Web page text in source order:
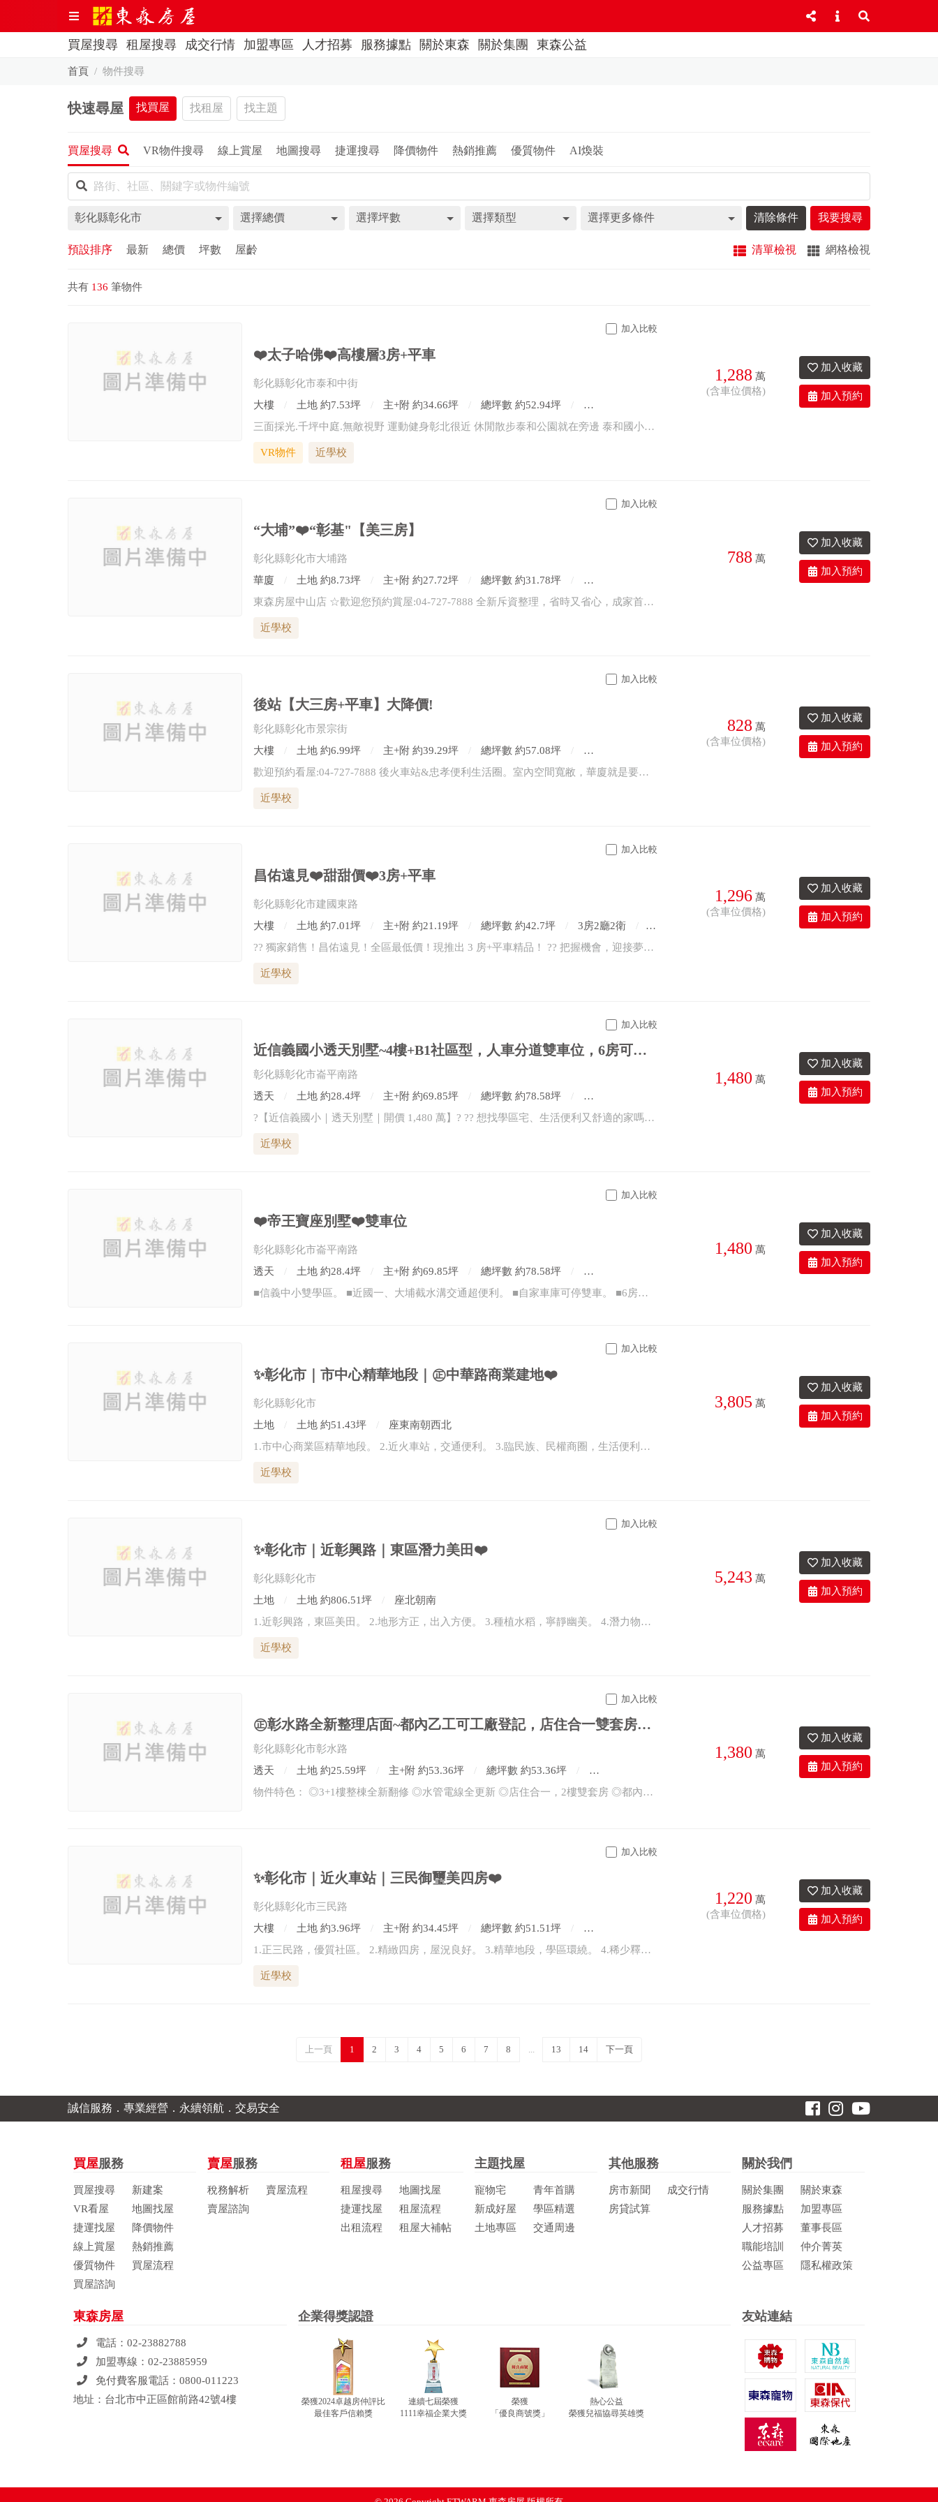
買屋搜尋 租屋搜尋 成交行情 加盟專區 人才招募 服務據點 關於東森 關於集團 東森公益
首頁 物件搜尋
快速尋屋 找買屋 找租屋 找主題
買屋搜尋 VR物件搜尋 線上賞屋 地圖搜尋 捷運搜尋 降價物件 熱銷推薦 優質物件 AI煥裝
彰化縣彰化市 選擇總價 選擇坪數 選擇類型 選擇更多條件 清除條件 我要搜尋
預設排序 最新 總價 坪數 屋齡 清單檢視 網格檢視
共有 136 筆物件
加入比較
❤️太子哈佛❤️高樓層3房+平車
1,288 萬
(含車位價格)
彰化縣彰化市泰和中街
大樓
土地 約7.53坪 主+附 約34.66坪 總坪數 約52.94坪 3房2廳2衛
座西朝東
三面採光.千坪中庭.無敵視野 運動健身彰北很近 休閒散步泰和公園就在旁邊 泰和國小彰泰國中走路3分鐘
VR物件 近學校
加入比較
“大埔”❤️“彰基"【美三房】
788 萬
彰化縣彰化市大埔路
華廈
土地 約8.73坪 主+附 約27.72坪 總坪數 約31.78坪 3房2廳2衛
東森房屋中山店 ☆歡迎您預約賞屋:04-727-7888 全新斥資整理，省時又省心，成家首選。大埔、彰基商圈+南郭、彰興明星學區+延平公園，生活便利性讚！出門繁華，回家享寧靜。 歡迎預約看屋:04-727-7888
近學校
加入比較
後站【大三房+平車】大降價!
828 萬
(含車位價格)
彰化縣彰化市景宗街
大樓
土地 約6.99坪 主+附 約39.29坪 總坪數 約57.08坪 3房2廳2衛
有車位
歡迎預約看屋:04-727-7888 後火車站&忠孝便利生活圈。室內空間寬敝，華廈就是要住大的才好住。24H安全管理，SRC耐震結構，讓您住得安心。
近學校
加入比較
昌佑遠見❤️甜甜價❤️3房+平車
1,296 萬
(含車位價格)
彰化縣彰化市建國東路
大樓
土地 約7.01坪 主+附 約21.19坪 總坪數 約42.7坪 3房2廳2衛 0.3年
?? 獨家銷售！昌佑遠見！全區最低價！現推出 3 房+平車精品！ ?? 把握機會，迎接夢想家園！?? #房地產 #彰化市 #昌佑遠見 #房屋買賣 #夢想家園 #房屋交易 #獨家銷售 #平車 #家居 #投資 #置產
近學校
加入比較
近信義國小透天別墅~4樓+B1社區型，人車分道雙車位，6房可三代同堂，近交流道！
1,480 萬
彰化縣彰化市崙平南路
透天
土地 約28.4坪 主+附 約69.85坪 總坪數 約78.58坪 6房2廳3衛
?【近信義國小｜透天別墅｜開價 1,480 萬】? ?? 想找學區宅、生活便利又舒適的家嗎？這間不能錯過！ ?? 近信義國小，優質學區 ?? 透天別墅，空間寬敞好規劃 ?? 自有車庫，停車免煩惱 ?? 鄰近市場、商圈、公園，生活機能完善 ?? 交通便利，南來北往輕鬆快捷 ?? 開價：1,480 萬 無論是自住、換屋，還是重視孩子就學環境的家庭，都是值得把握的優質物件！ ?? 歡迎預約賞屋，實地感受家的美好！ ?? 東森房屋 彰化金馬加盟店 ?? 私訊或來電了解更多物件資訊！
近學校
加入比較
❤️帝王寶座別墅❤️雙車位
1,480 萬
彰化縣彰化市崙平南路
透天
土地 約28.4坪 主+附 約69.85坪 總坪數 約78.58坪 6房2廳3衛
■信義中小雙學區。 ■近國一、大埔截水溝交通超便利。 ■自家車庫可停雙車。 ■6房的三代宅，屋況佳。
加入比較
✨彰化市｜市中心精華地段｜㊣中華路商業建地❤️
3,805 萬
彰化縣彰化市
土地
土地 約51.43坪
座東南朝西北
1.市中心商業區精華地段。 2.近火車站，交通便利。 3.臨民族、民權商圈，生活便利。 ^【歡迎 ω 賞地】^ 【線上預約】/【來電預約】 優質團隊｜在地深耕｜物件齊全 買屋｜賣屋｜店面｜土地｜廠房｜租賃 ★------------歡迎委託銷售----------★ ★→東森房屋｜彰化家樂福加盟店 ★→預約專線｜04-7355-333 ★*看見房子的真價值．聽見客戶的心裡話*★
近學校
加入比較
✨彰化市｜近彰興路｜東區潛力美田❤️
5,243 萬
彰化縣彰化市
土地
土地 約806.51坪
座北朝南
1.近彰興路，東區美田。 2.地形方正，出入方便。 3.種植水稻，寧靜幽美。 4.潛力物件，增值可期！ ^【歡迎 ω 賞地】^ 【線上預約】/【來電預約】 優質團隊｜在地深耕｜物件齊全 買屋｜賣屋｜店面｜土地｜廠房｜租賃 ★------------歡迎委託銷售----------★ ★→東森房屋｜彰化家樂福加盟店 ★→預約專線｜04-7355-333 ★*看見房子的真價值．聽見客戶的心裡話*★
近學校
加入比較
㊣彰水路全新整理店面~都內乙工可工廠登記，店住合一雙套房，近交流道便利！
1,380 萬
彰化縣彰化市彰水路
透天
土地 約25.59坪 主+附 約53.36坪 總坪數 約53.36坪 4房2廳4衛
物件特色： ◎3+1樓整棟全新翻修 ◎水管電線全更新 ◎店住合一，2樓雙套房 ◎都內乙工，可工廠登記 ◎位莿桐商圈，生活機能佳 ◎近國道1號交流道，南來北往超便利 ----------------------------- 聽見客戶心裡話，看見房子真價值 貨比三家不吃虧 ~ 來電詢問更清楚 趕快拿起電話~專線 (04)720-1000 歡迎~~賞屋~~鑑價~~加入我們！
加入比較
✨彰化市｜近火車站｜三民御璽美四房❤️
1,220 萬
(含車位價格)
彰化縣彰化市三民路
大樓
土地 約3.96坪 主+附 約34.45坪 總坪數 約51.51坪 4房2廳2衛
1.正三民路，優質社區。 2.精緻四房，屋況良好。 3.精華地段，學區環繞。 4.稀少釋出，增值首選！ ^【歡迎 ω 賞屋】^ 【線上預約】/【來電預約】 優質團隊｜在地深耕｜物件齊全 買屋｜賣屋｜店面｜土地｜廠房｜租賃 ★------------歡迎委託銷售----------★ ★→東森房屋｜彰化家樂福加盟店 ★→預約專線｜04-7355-333 ★*看見房子的真價值．聽見客戶的心裡話*★
近學校
上一頁 1 2 3 4 5 6 7 8 ... 13 14 下一頁
誠信服務．專業經營．永續領航．交易安全
買屋服務
買屋搜尋
新建案
VR看屋
地圖找屋
捷運找屋
降價物件
線上賞屋
熱銷推薦
優質物件
買屋流程
買屋諮詢
賣屋服務
稅務解析
賣屋流程
賣屋諮詢
租屋服務
租屋搜尋
地圖找屋
捷運找屋
租屋流程
出租流程
租屋大補帖
主題找屋
寵物宅
青年首購
新成好屋
學區精選
土地專區
交通周邊
其他服務
房市新聞
成交行情
房貸試算
關於我們
關於集團
關於東森
服務據點
加盟專區
人才招募
董事長區
職能培訓
仲介菁英
公益專區
隱私權政策
東森房屋
電話： 02-23882788
加盟專線： 02-23885959
免付費客服電話： 0800-011223
地址：台北市中正區館前路42號4樓
企業得獎認證
榮獲2024卓越房仲評比
最佳客戶信賴獎
連續七屆榮獲
1111幸福企業大獎
榮獲
「優良商號獎」
熱心公益
榮獲兒福協尋英雄獎
友站連結